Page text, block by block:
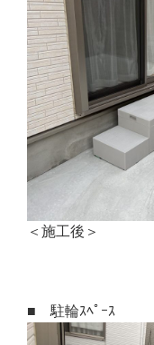
＜施工後＞
■ 駐輪ｽﾍﾟｰｽ